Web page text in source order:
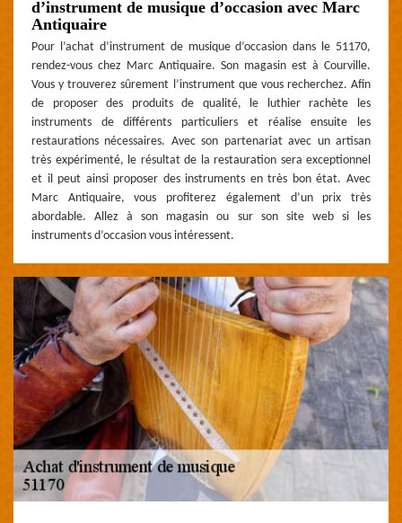
d’instrument de musique d’occasion avec Marc
Antiquaire
Pour l’achat d’instrument de musique d’occasion dans le 51170,
rendez-vous chez Marc Antiquaire. Son magasin est à Courville.
Vous y trouverez sûrement l’instrument que vous recherchez. Afin
de proposer des produits de qualité, le luthier rachète les
instruments de différents particuliers et réalise ensuite les
restaurations nécessaires. Avec son partenariat avec un artisan
très expérimenté, le résultat de la restauration sera exceptionnel
et il peut ainsi proposer des instruments en très bon état. Avec
Marc Antiquaire, vous profiterez également d’un prix très
abordable. Allez à son magasin ou sur son site web si les
instruments d’occasion vous intéressent.